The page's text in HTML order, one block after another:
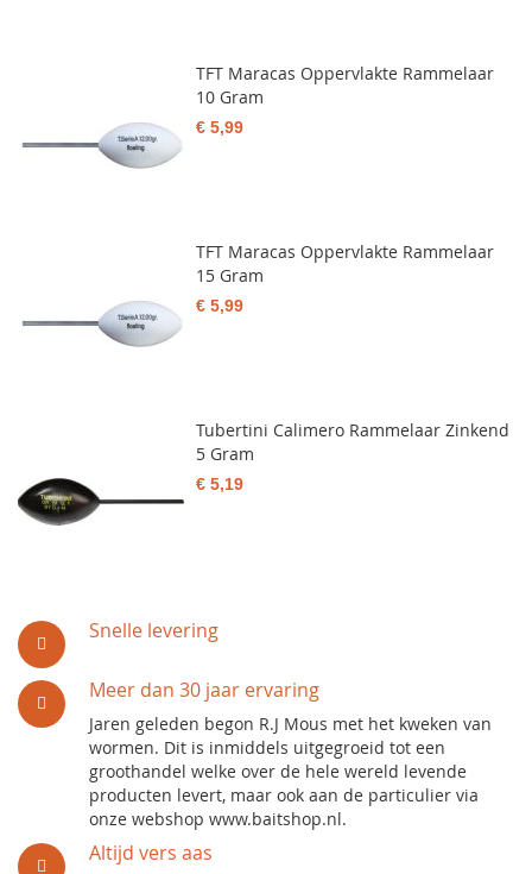
Snelle levering
Meer dan 30 jaar ervaring
Jaren geleden begon R.J Mous met het kweken van
wormen. Dit is inmiddels uitgegroeid tot een
groothandel welke over de hele wereld levende
producten levert, maar ook aan de particulier via
onze webshop www.baitshop.nl.
Altijd vers aas
TFT Maracas Oppervlakte Rammelaar
10 Gram
€ 5,99
TFT Maracas Oppervlakte Rammelaar
15 Gram
€ 5,99
Tubertini Calimero Rammelaar Zinkend
5 Gram
€ 5,19